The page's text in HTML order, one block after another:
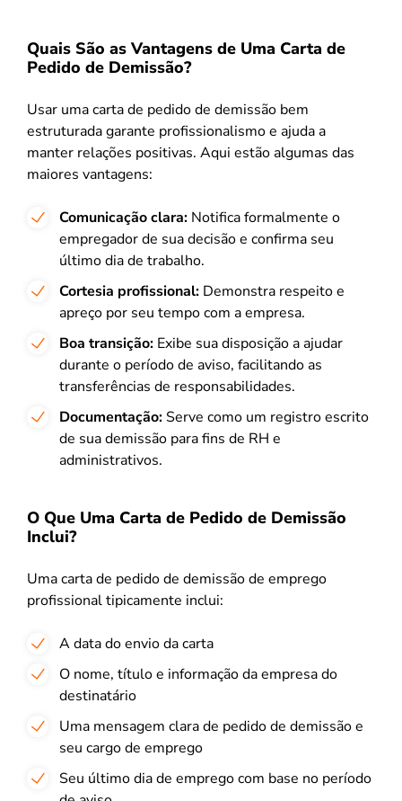
Quais São as Vantagens de Uma Carta de
Pedido de Demissão?
Usar uma carta de pedido de demissão bem
estruturada garante profissionalismo e ajuda a
manter relações positivas. Aqui estão algumas das
maiores vantagens:
Comunicação clara: Notifica formalmente o
empregador de sua decisão e confirma seu
último dia de trabalho.
Cortesia profissional: Demonstra respeito e
apreço por seu tempo com a empresa.
Boa transição: Exibe sua disposição a ajudar
durante o período de aviso, facilitando as
transferências de responsabilidades.
Documentação: Serve como um registro escrito
de sua demissão para fins de RH e
administrativos.
O Que Uma Carta de Pedido de Demissão
Inclui?
Uma carta de pedido de demissão de emprego
profissional tipicamente inclui:
A data do envio da carta
O nome, título e informação da empresa do
destinatário
Uma mensagem clara de pedido de demissão e
seu cargo de emprego
Seu último dia de emprego com base no período